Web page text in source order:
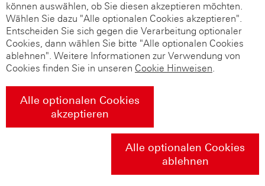
können auswählen, ob Sie diesen akzeptieren möchten.
Wählen Sie dazu "Alle optionalen Cookies akzeptieren".
Entscheiden Sie sich gegen die Verarbeitung optionaler
Cookies, dann wählen Sie bitte "Alle optionalen Cookies
ablehnen". Weitere Informationen zur Verwendung von
Cookies finden Sie in unseren Cookie Hinweisen.
Alle optionalen Cookies
akzeptieren
Alle optionalen Cookies
ablehnen